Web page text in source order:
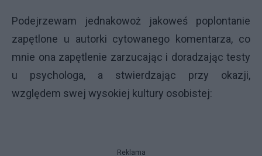
Podejrzewam jednakowoż jakoweś poplontanie
zapętlone u autorki cytowanego komentarza, co
mnie ona zapętlenie zarzucając i doradzając testy
u psychologa, a stwierdzając przy okazji,
względem swej wysokiej kultury osobistej:
Reklama